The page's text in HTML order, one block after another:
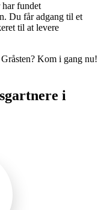
fundet
Du får adgang til et
til at levere
Kom i gang nu!
i